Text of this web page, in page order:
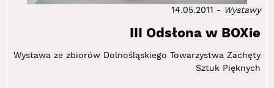
14.05.2011 - Wystawy
III Odsłona w BOXie
Wystawa ze zbiorów Dolnośląskiego Towarzystwa Zachęty
Sztuk Pięknych